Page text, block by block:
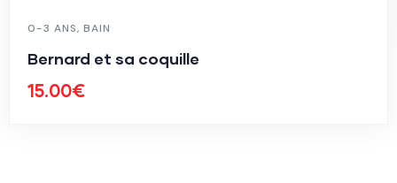
0-3 ANS, BAIN
Bernard et sa coquille
15.00€